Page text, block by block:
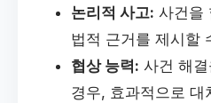
논리적 사고: 사건을
법적 근거를 제시할
협상 능력: 사건 해
경우, 효과적으로 대